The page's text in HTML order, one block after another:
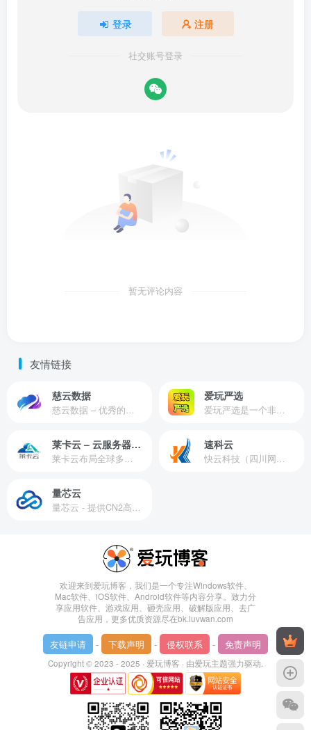
登录 注册
社交账号登录
暂无评论内容
友情链接
慈云数据
慈云数据 – 优秀的云服务器服务商，提供最具有性价比的产品。慈云数据是开发者必不可少的良心云
爱玩严选
爱玩严选是一个非常有保障且性价比极高的虚拟商城，包括但不限于苹果证书、技术指导、会员充值等多种虚拟服务！
莱卡云 – 云服务器提供商
莱卡云布局全球多个地理区域。提供服务有：境外云服务器、国内云服务器、独立服务器、服务器托管、CDN、SSL证书、游戏服务器等业务。
速科云
快云科技（四川网联快云科技有限公司）成立于2021年，主营互联网业务平台服务提供商。公司专注为用户提供低价高性能云计算产品，致力于云计算应用的易用性开发，并引导云计算在国内普及
量芯云
量芯云 - 提供CN2高速香港美国云服务器&专业高防服务器租用等云服务器供应商
欢迎来到爱玩博客，我们是一个专注Windows软件、
Mac软件、iOS软件、Android软件等内容分享。致力分
享应用软件、游戏应用、砸壳应用、破解版应用、去广
告应用，更多优质资源尽在bk.luvwan.com
友链申请 - 下载声明 - 侵权联系 - 免责声明
Copyright © 2023 - 2025 · 爱玩博客 · 由爱玩主题强力驱动.